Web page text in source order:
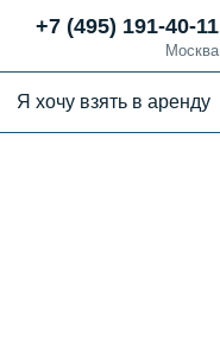
+7 (495) 191-40-11
Москва